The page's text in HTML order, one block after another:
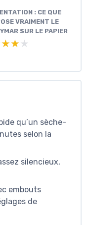
: CE QUE
VRAIMENT LE
SUR LE PAPIER
qu’un sèche-
selon la
silencieux,
embouts
de